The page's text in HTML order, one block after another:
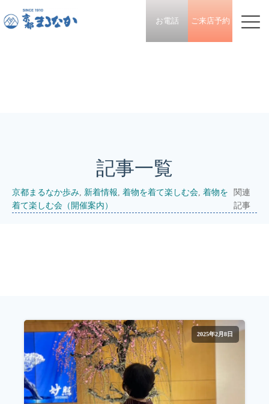
お電話 ご来店予約
記事一覧
京都まるなか歩み 新着情報 着物を着て楽しむ会 着物を
着て楽しむ会（開催案内）
関連
記事
2025年2月8日